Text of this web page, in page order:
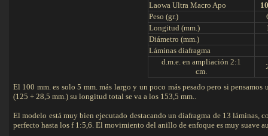
Laowa Ultra Macro Apo
Peso (gr.)
Longitud (mm.)
Diámetro (mm.)
Láminas diafragma
d.m.e. en ampliación 2:1
cm.
El 100 mm. es solo 5 mm. más largo y un poco más pesado pero si
(125 + 28,5 mm.) su longitud total se va a los 153,5 mm..
El modelo está muy bien ejecutado destacando un diafragma de 13 láminas,
perfecto hasta los f 1:5,6. El movimiento del anillo de enfoque es muy suave